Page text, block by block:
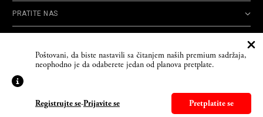
Poštovani, da biste nastavili sa čitanjem naših premium sadržaja,
neophodno je da odaberete jedan od planova pretplate.
Registrujte se-Prijavite se Pretplatite se
PRATITE NAS
privatnosti
korišćenja
reklamacija
Policy
© 2026Velike priče- TCT News and Entertainment - Sva prava zadržana. Developed